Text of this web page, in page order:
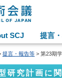
SCJ 提言
提言・報告等 > 第23期
研究計画に